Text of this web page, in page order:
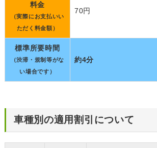
料金
（実際にお支払いい
ただく料金額）
70円
標準所要時間
（渋滞・規制等がな
い場合です）
約4分
車種別の適用割引について